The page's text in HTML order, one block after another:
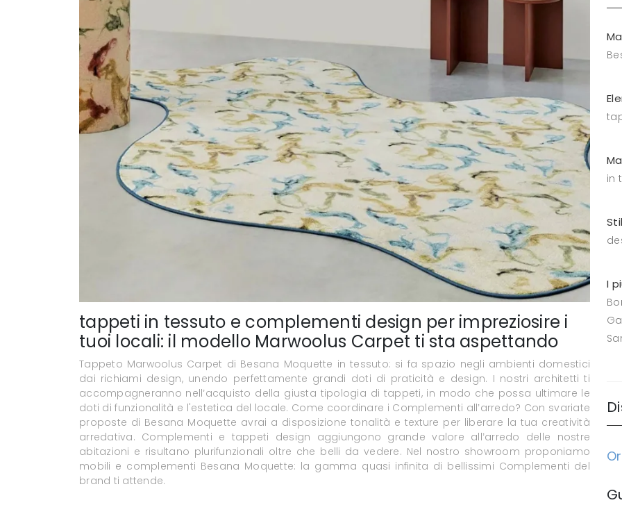
tappeti in tessuto e complementi design per impreziosire i
tuoi locali: il modello Marwoolus Carpet ti sta aspettando
Tappeto Marwoolus Carpet di Besana Moquette in tessuto: si fa spazio negli ambienti domestici
dai richiami design, unendo perfettamente grandi doti di praticità e design. I nostri architetti ti
accompagneranno nell’acquisto della giusta tipologia di tappeti, in modo che possa ultimare le
doti di funzionalità e l'estetica del locale. Come coordinare i Complementi all’arredo? Con svariate
proposte di Besana Moquette avrai a disposizione tonalità e texture per liberare la tua creatività
arredativa. Complementi e tappeti design aggiungono grande valore all’arredo delle nostre
abitazioni e risultano plurifunzionali oltre che belli da vedere. Nel nostro showroom proponiamo
mobili e complementi Besana Moquette: la gamma quasi infinita di bellissimi Complementi del
brand ti attende.
in
I